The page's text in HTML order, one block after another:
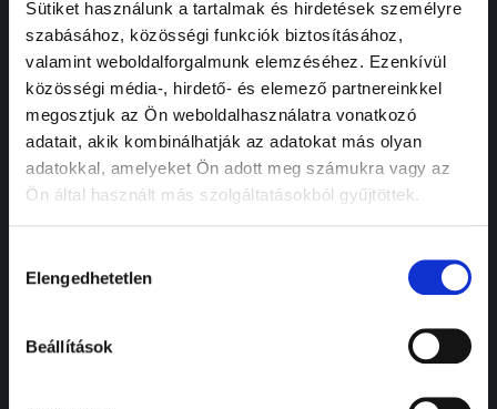
Sütiket használunk a tartalmak és hirdetések személyre
szabásához, közösségi funkciók biztosításához,
valamint weboldalforgalmunk elemzéséhez. Ezenkívül
közösségi média-, hirdető- és elemező partnereinkkel
megosztjuk az Ön weboldalhasználatra vonatkozó
adatait, akik kombinálhatják az adatokat más olyan
adatokkal, amelyeket Ön adott meg számukra vagy az
Ön által használt más szolgáltatásokból gyűjtöttek.
kiválasztása
Elengedhetetlen
Beállítások
KERESSÜK
MEG A
NEKED
MEGFELELŐ
IDŐPONTOT!
Kollégáink
Várakozás
ügyféltér, kávé
Aktuális
ajánlataink
Tekintsd meg
időszakos
akcióinkat és
újdonságainkat egy
helyen!
ajánlatokat